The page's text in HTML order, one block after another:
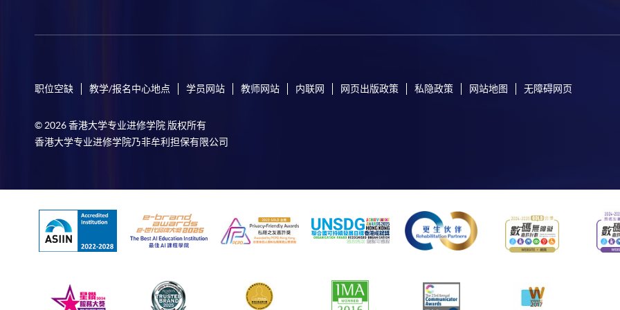
职位空缺 教学/报名中心地点 学员网站 教师网站 内联网 网页出版政策 私隐政策 网站地图 无障碍网页
© 2026 香港大学专业进修学院 版权所有
香港大学专业进修学院乃非牟利担保有限公司